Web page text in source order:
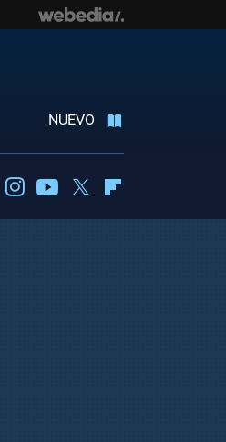
NUEVO
DiscordInstagramYoutubeTwitter